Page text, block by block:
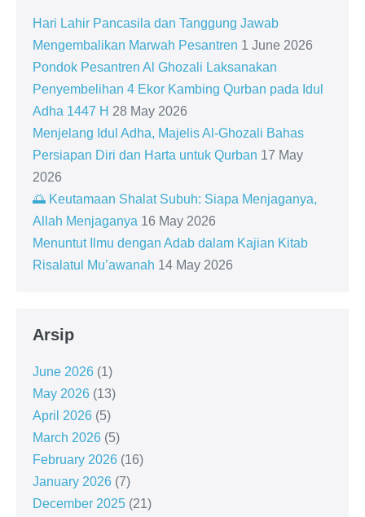
Hari Lahir Pancasila dan Tanggung Jawab
Mengembalikan Marwah Pesantren 1 June 2026
Pondok Pesantren Al Ghozali Laksanakan
Penyembelihan 4 Ekor Kambing Qurban pada Idul
Adha 1447 H 28 May 2026
Menjelang Idul Adha, Majelis Al-Ghozali Bahas
Persiapan Diri dan Harta untuk Qurban 17 May
2026
🌅 Keutamaan Shalat Subuh: Siapa Menjaganya,
Allah Menjaganya 16 May 2026
Menuntut Ilmu dengan Adab dalam Kajian Kitab
Risalatul Mu’awanah 14 May 2026
Arsip
June 2026 (1)
May 2026 (13)
April 2026 (5)
March 2026 (5)
February 2026 (16)
January 2026 (7)
December 2025 (21)